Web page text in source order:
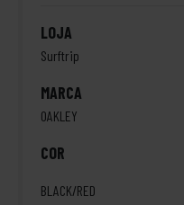
LOJA
Surftrip
MARCA
OAKLEY
COR
BLACK/RED